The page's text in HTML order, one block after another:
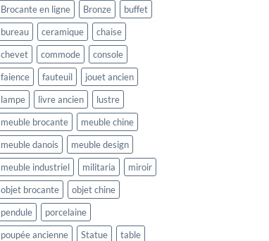
Brocante en ligne
Bronze
buffet
bureau
ceramique
chaise
chevet
commode
console
faience
fauteuil
jouet ancien
lampe
livre ancien
lustre
meuble brocante
meuble chine
meuble danois
meuble design
meuble industriel
militaria
miroir
objet brocante
objet chine
pendule
porcelaine
poupée ancienne
Statue
table